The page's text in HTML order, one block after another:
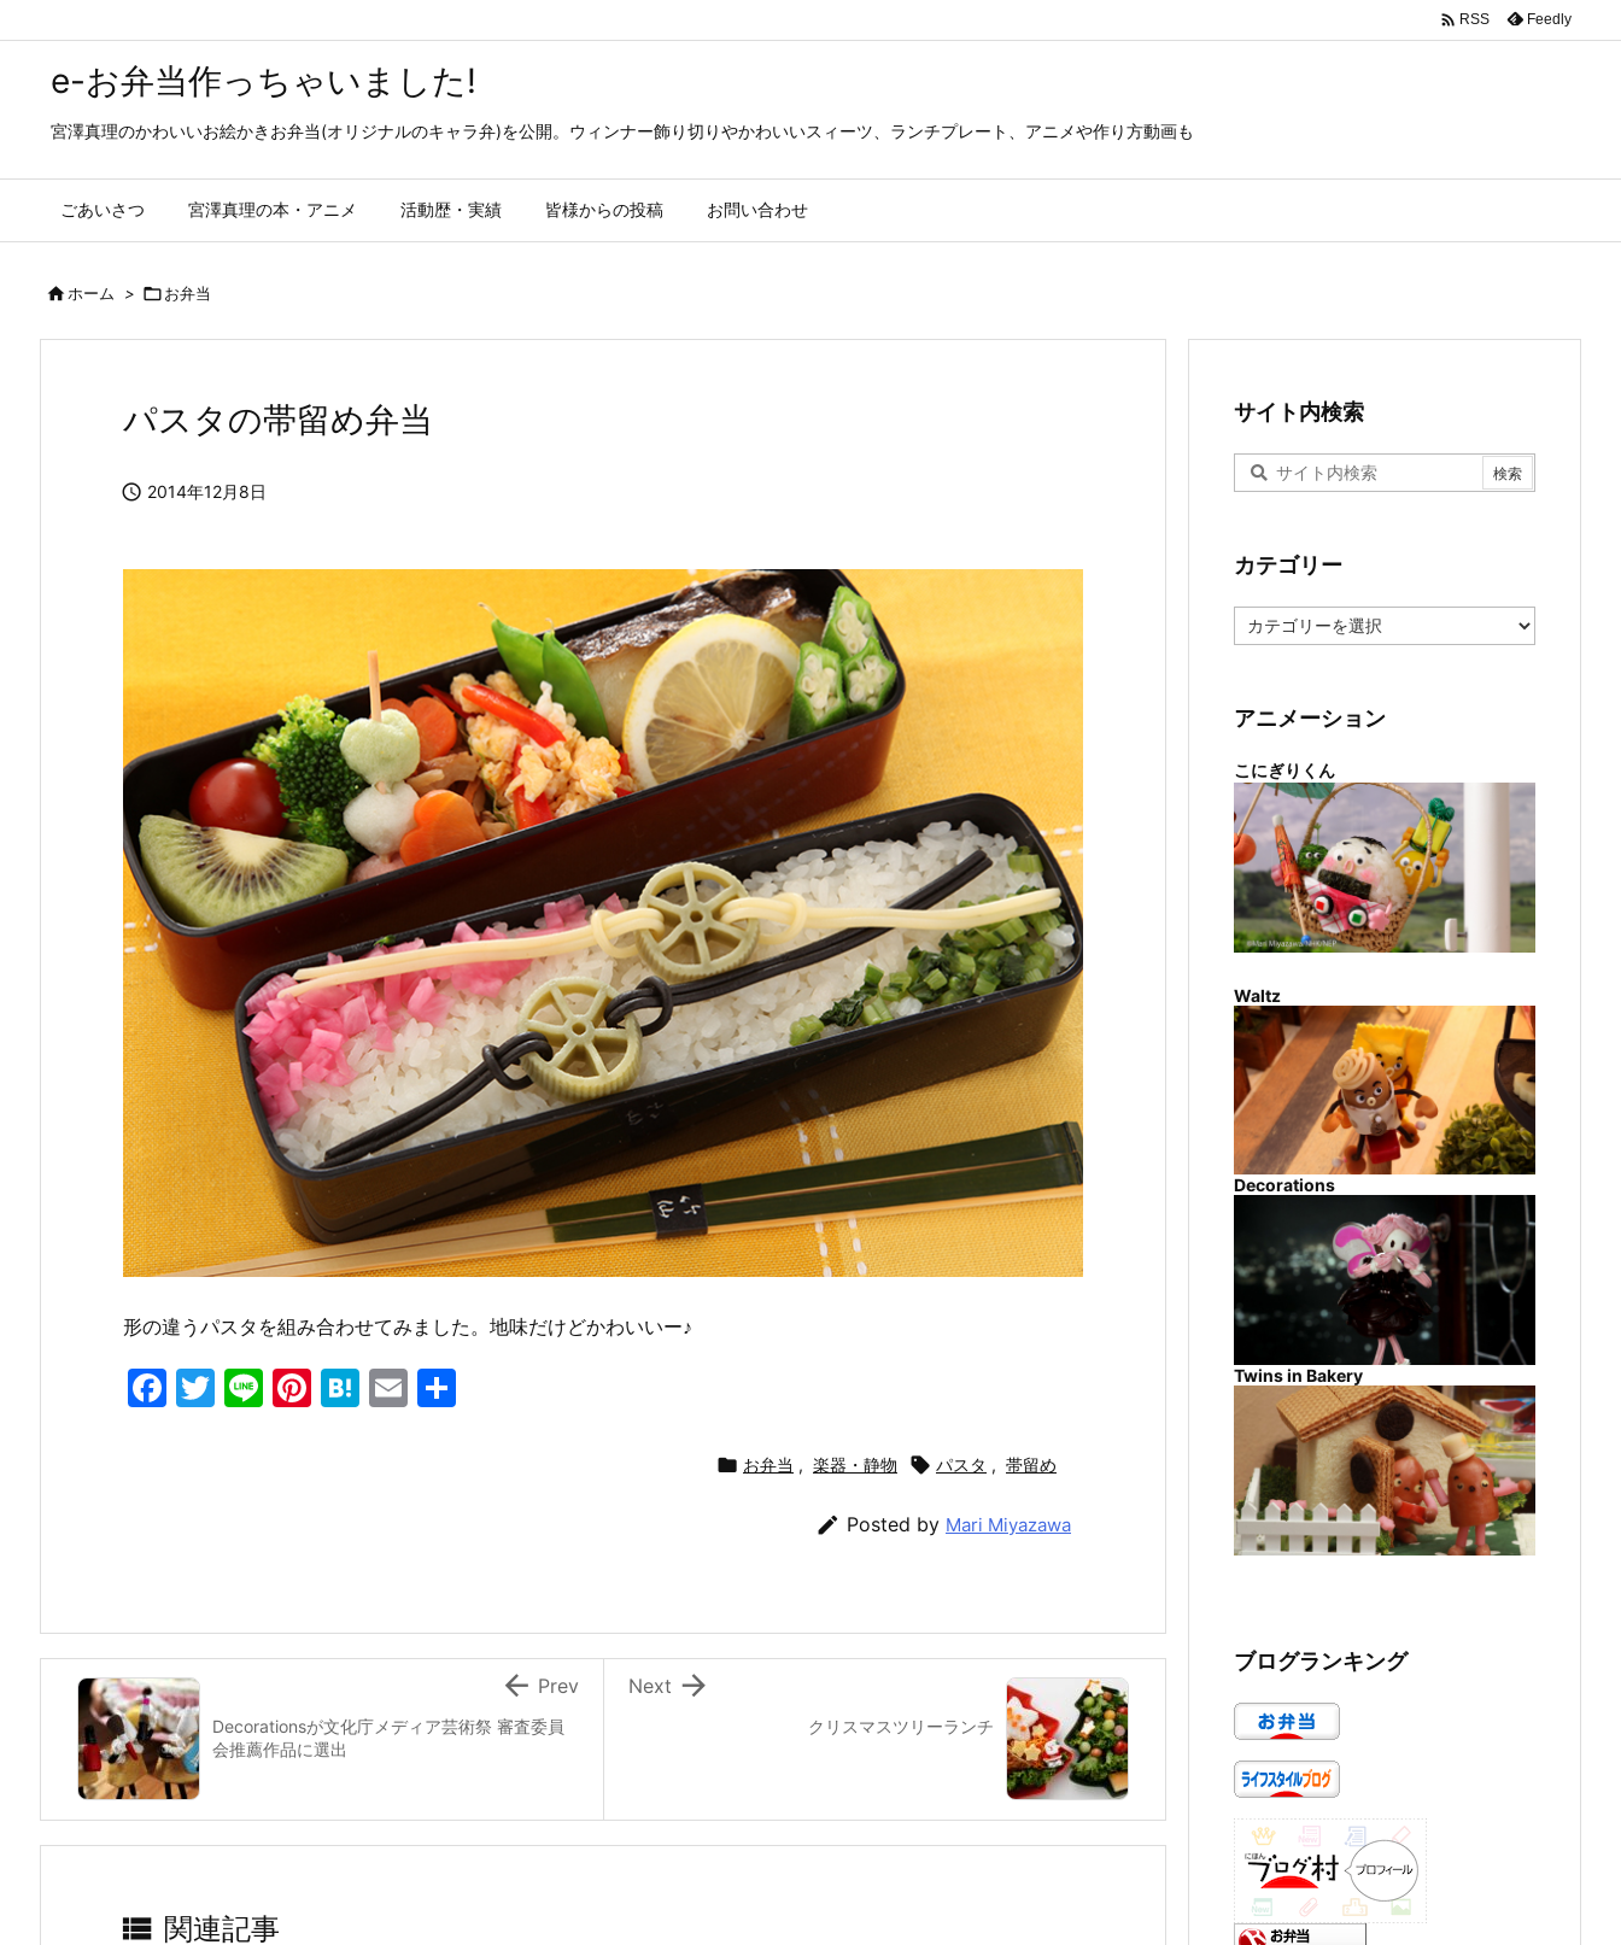
e-お弁当作っちゃいました!
宮澤真理のかわいいお絵かきお弁当(オリジナルのキャラ弁)を公開。ウィンナー飾り切りやかわいいスィーツ、ランチプレート、アニメや作り方動画も
ごあいさつ 宮澤真理の本・アニメ 活動歴・実績 皆様からの投稿 お問い合わせ
 RSS Feedly
ホーム > お弁当
パスタの帯留め弁当
 2014年12月8日
形の違うパスタを組み合わせてみました。地味だけどかわいいー♪
F
k
T
Li Pi H
E
 お弁当 , 楽器・静物  パスタ , 帯留め
 Posted by Mari Miyazawa
クリスマスツリーランチ

Next
Decorationsが文化庁メディア芸術祭 審査委員
会推薦作品に選出
 Prev
 関連記事
サイト内検索
カテゴリー
テ
ー
アニメーション
こにぎりくん
Waltz
Decorations
Twins in Bakery
ブログランキング